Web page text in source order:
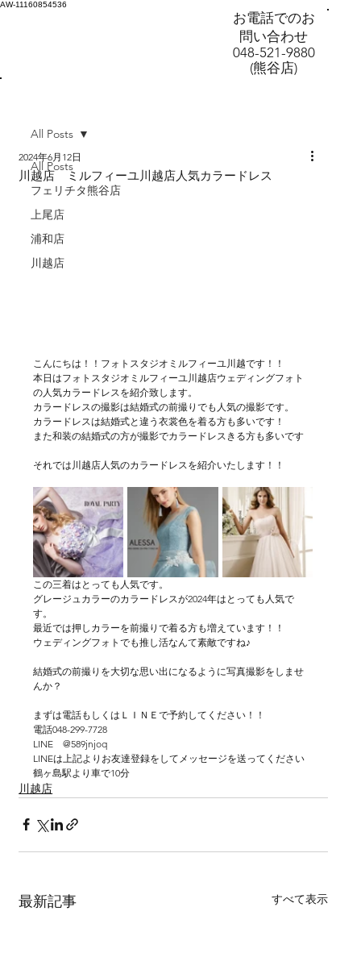
AW-11160854536
お電話でのお
問い合わせ
048-521-9880
(熊谷店)
All Posts
フェリチタ熊谷店
上尾店
浦和店
川越店
All Posts
川越店 ミルフィーユ川越店人気カラードレス
2024年6月12日
こんにちは！！フォトスタジオミルフィーユ川越です！！
本日はフォトスタジオミルフィーユ川越店ウェディングフォト
の人気カラードレスを紹介致します。
カラードレスの撮影は結婚式の前撮りでも人気の撮影です。
カラードレスは結婚式と違う衣裳色を着る方も多いです！
また和装の結婚式の方が撮影でカラードレスきる方も多いです
それでは川越店人気のカラードレスを紹介いたします！！
この三着はとっても人気です。
グレージュカラーのカラードレスが2024年はとっても人気で
す。
最近では押しカラーを前撮りで着る方も増えています！！
ウェディングフォトでも推し活なんて素敵ですね♪
結婚式の前撮りを大切な思い出になるように写真撮影をしませ
んか？
まずは電話もしくはＬＩＮＥで予約してください！！
電話048-299-7728
LINE　@589jnjoq
LINEは上記よりお友達登録をしてメッセージを送ってください
鶴ヶ島駅より車で10分
川越店
最新記事 すべて表示